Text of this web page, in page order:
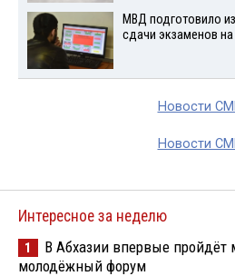
МВД подготовило
сдачи экзаменов на
Новости
Новости
Интересное за неделю
1
В Абхазии впервые
молодёжный форум